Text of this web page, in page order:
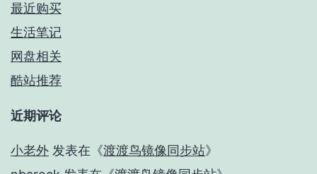
最近购买
生活笔记
网盘相关
酷站推荐
近期评论
小老外 发表在《渡渡鸟镜像同步站》